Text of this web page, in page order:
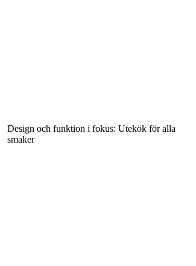
Design och funktion i fokus: Utekök för alla
smaker